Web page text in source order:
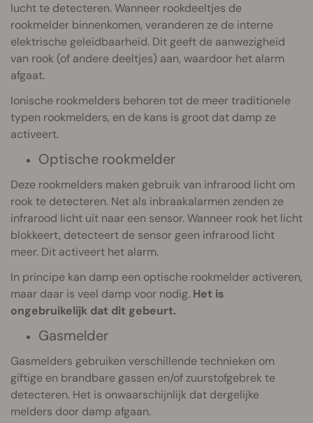
lucht te detecteren. Wanneer rookdeeltjes de
rookmelder binnenkomen, veranderen ze de interne
elektrische geleidbaarheid. Dit geeft de aanwezigheid
van rook (of andere deeltjes) aan, waardoor het alarm
afgaat.
Ionische rookmelders behoren tot de meer traditionele
typen rookmelders, en de kans is groot dat damp ze
activeert.
Optische rookmelder
Deze rookmelders maken gebruik van infrarood licht om
rook te detecteren. Net als inbraakalarmen zenden ze
infrarood licht uit naar een sensor. Wanneer rook het licht
blokkeert, detecteert de sensor geen infrarood licht
meer. Dit activeert het alarm.
In principe kan damp een optische rookmelder activeren,
maar daar is veel damp voor nodig. Het is
ongebruikelijk dat dit gebeurt.
Gasmelder
Gasmelders gebruiken verschillende technieken om
giftige en brandbare gassen en/of zuurstofgebrek te
detecteren. Het is onwaarschijnlijk dat dergelijke
melders door damp afgaan.